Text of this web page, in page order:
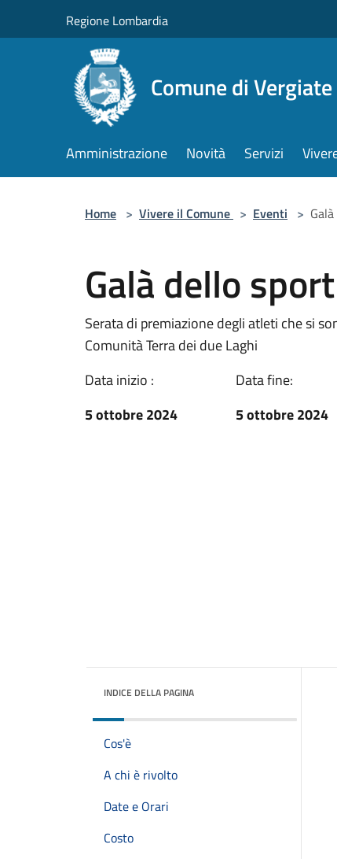
Regione Lombardia
Comune di Vergiate
Amministrazione Novità Servizi
Home > Vivere il Comune > Eventi >
Galà dello
Serata di premiazione degli atleti che si
Comunità Terra dei due Laghi
Data inizio :
5 ottobre 2024
Data fine:
5 ottobre 2024
INDICE DELLA PAGINA
Cos'è
A chi è rivolto
Date e Orari
Costo